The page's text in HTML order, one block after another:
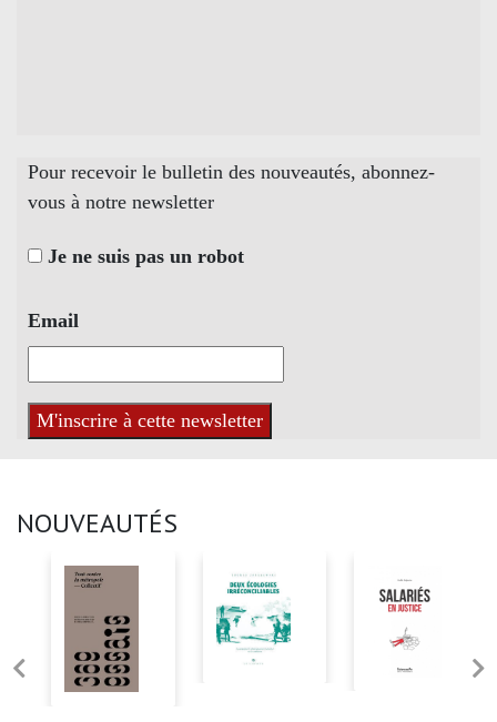
Pour recevoir le bulletin des nouveautés, abonnez-
vous à notre newsletter
Je ne suis pas un robot
Email
NOUVEAUTÉS